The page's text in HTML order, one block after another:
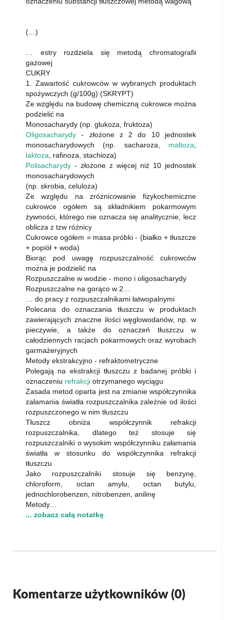
(…)
… estry rozdziela się metodą chromatografii
gazowej
CUKRY
1. Zawartość cukrowców w wybranych produktach
spożywczych (g/100g) (SKRYPT)
Ze względu na budowę chemiczną cukrowce można
podzielić na
Monosacharydy (np. glukoza, fruktoza)
Oligosacharydy - złożone z 2 do 10 jednostek
monosacharydowych (np. sacharoza, maltoza
laktoza , rafinoza, stachioza)
Polisacharydy - złożone z więcej niż 10 jednostek
monosacharydowych
(np. skrobia, celuloza)
Ze względu na zróżnicowanie fizykochemiczne
cukrowce ogółem są składnikiem pokarmowym
żywności, którego nie oznacza się analitycznie, lecz
oblicza z tzw różnicy
Cukrowce ogółem = masa próbki - (białko + tłuszcze
+ popiół + woda)
Biorąc pod uwagę rozpuszczalność cukrowców
można je podzielić na
Rozpuszczalne w wodzie - mono i oligosacharydy
Rozpuszczalne na gorąco w 2…
… do pracy z rozpuszczalnikami łatwopalnymi
Polecana do oznaczania tłuszczu w produktach
zawierających znaczne ilości węglowodanów, np. w
pieczywie, a także do oznaczeń tłuszczu w
całodziennych racjach pokarmowych oraz wyrobach
garmażeryjnych
Metody ekstrakcyjno - refraktometryczne
Polegają na ekstrakcji tłuszczu z badanej próbki i
oznaczeniu refrakcji otrzymanego wyciągu
Zasada metod oparta jest na zmianie współczynnika
załamania światła rozpuszczalnika zależnie od ilości
rozpuszczonego w nim tłuszczu
Tłuszcz obniża współczynnik refrakcji
rozpuszczalnika, dlatego też stosuje się
rozpuszczalniki o wysokim współczynniku załamania
światła w stosunku do współczynnika refrakcji
tłuszczu
Jako rozpuszczalniki stosuje się benzynę,
chloroform, octan amylu, octan butylu,
jednochlorobenzen, nitrobenzen, anilinę
Metody…
... zobacz całą notatkę
Komentarze użytkowników (0)